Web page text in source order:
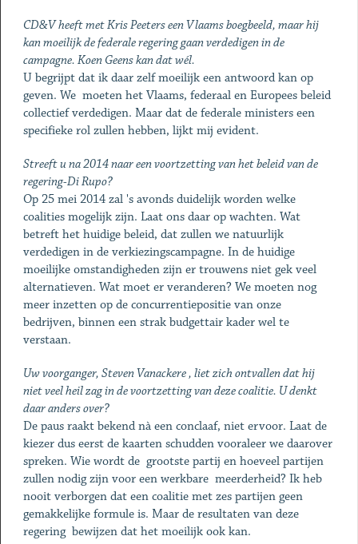
CD&V heeft met Kris Peeters een Vlaams boegbeeld, maar hij
kan moeilijk de federale regering gaan verdedigen in de
campagne. Koen Geens kan dat wél.
U begrijpt dat ik daar zelf moeilijk een antwoord kan op
geven. We moeten het Vlaams, federaal en Europees beleid
collectief verdedigen. Maar dat de federale ministers een
specifieke rol zullen hebben, lijkt mij evident.
Streeft u na 2014 naar een voortzetting van het beleid van de
regering-Di Rupo?
Op 25 mei 2014 zal 's avonds duidelijk worden welke
coalities mogelijk zijn. Laat ons daar op wachten. Wat
betreft het huidige beleid, dat zullen we natuurlijk
verdedigen in de verkiezingscampagne. In de huidige
moeilijke omstandigheden zijn er trouwens niet gek veel
alternatieven. Wat moet er veranderen? We moeten nog
meer inzetten op de concurrentiepositie van onze
bedrijven, binnen een strak budgettair kader wel te
verstaan.
Uw voorganger, Steven Vanackere , liet zich ontvallen dat hij
niet veel heil zag in de voortzetting van deze coalitie. U denkt
daar anders over?
De paus raakt bekend nà een conclaaf, niet ervoor. Laat de
kiezer dus eerst de kaarten schudden vooraleer we daarover
spreken. Wie wordt de grootste partij en hoeveel partijen
zullen nodig zijn voor een werkbare meerderheid? Ik heb
nooit verborgen dat een coalitie met zes partijen geen
gemakkelijke formule is. Maar de resultaten van deze
regering bewijzen dat het moeilijk ook kan.